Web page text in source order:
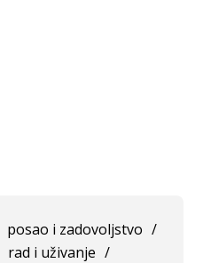
posao i zadovoljstvo /
rad i uživanje /